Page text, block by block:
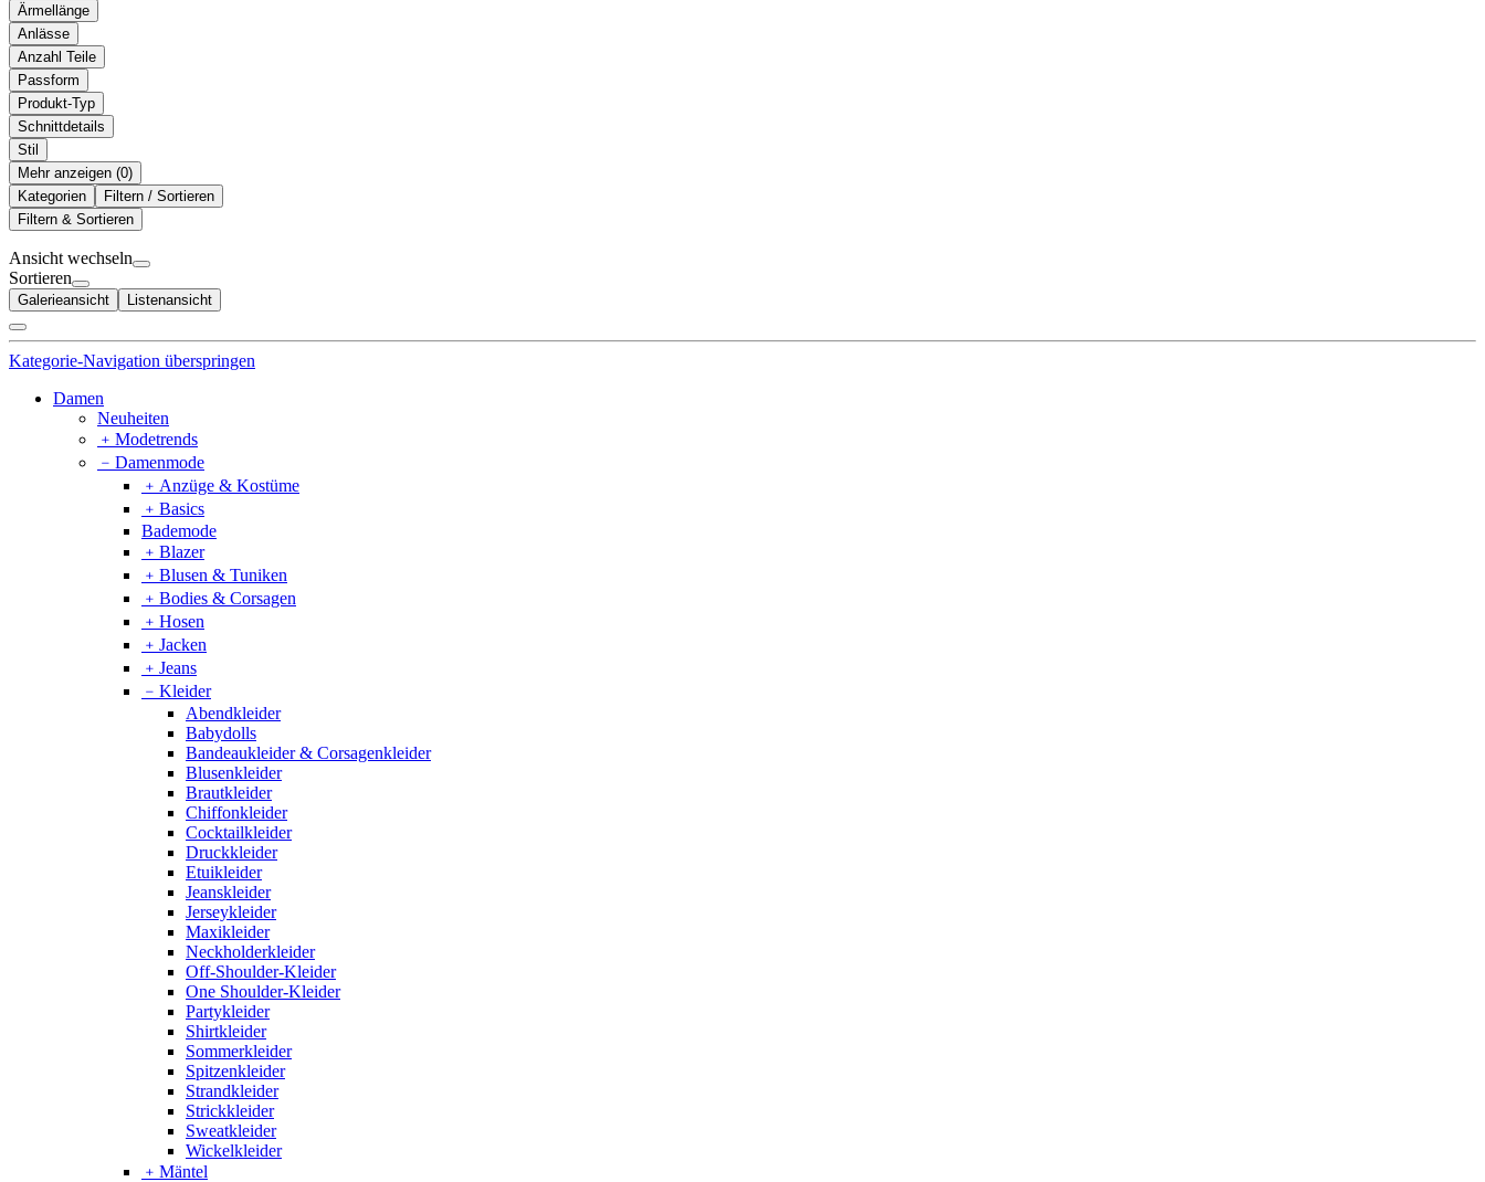
Ärmellänge
Anlässe
Anzahl Teile
Passform
Produkt-Typ
Schnittdetails
Stil
Mehr anzeigen ( )
Kategorien
Filtern / Sortieren
Filtern & Sortieren
Ansicht wechseln
Sortieren
Galerieansicht Listenansicht
Kategorie-Navigation überspringen
Damen
Neuheiten
﹢ Modetrends
﹣ Damenmode
﹢ Anzüge & Kostüme
﹢ Basics
Bademode
﹢ Blazer
﹢ Blusen & Tuniken
﹢ Bodies & Corsagen
﹢ Hosen
﹢ Jacken
﹢ Jeans
﹣ Kleider
Abendkleider
Babydolls
Bandeaukleider & Corsagenkleider
Blusenkleider
Brautkleider
Chiffonkleider
Cocktailkleider
Druckkleider
Etuikleider
Jeanskleider
Jerseykleider
Maxikleider
Neckholderkleider
Off-Shoulder-Kleider
One Shoulder-Kleider
Partykleider
Shirtkleider
Sommerkleider
Spitzenkleider
Strandkleider
Strickkleider
Sweatkleider
Wickelkleider
﹢ Mäntel